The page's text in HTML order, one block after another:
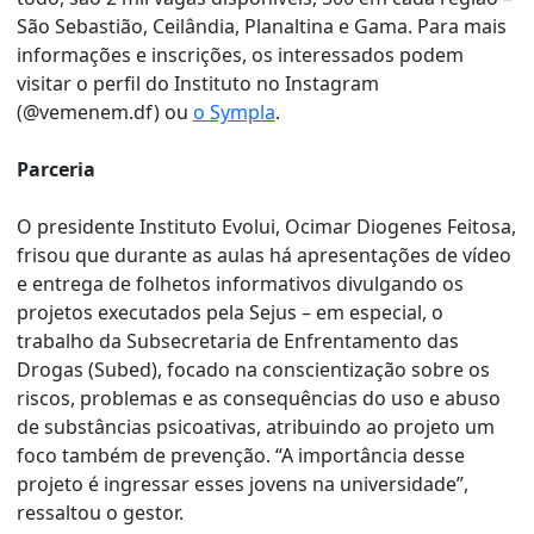
São Sebastião, Ceilândia, Planaltina e Gama. Para mais
informações e inscrições, os interessados podem
visitar o perfil do Instituto no Instagram
(@vemenem.df) ou o Sympla.
Parceria
O presidente Instituto Evolui, Ocimar Diogenes Feitosa,
frisou que durante as aulas há apresentações de vídeo
e entrega de folhetos informativos divulgando os
projetos executados pela Sejus – em especial, o
trabalho da Subsecretaria de Enfrentamento das
Drogas (Subed), focado na conscientização sobre os
riscos, problemas e as consequências do uso e abuso
de substâncias psicoativas, atribuindo ao projeto um
foco também de prevenção. “A importância desse
projeto é ingressar esses jovens na universidade”,
ressaltou o gestor.